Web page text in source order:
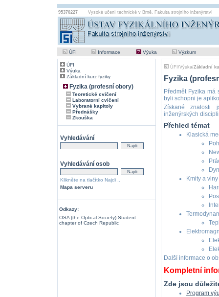
95370227 Vysoké učení technické v Brně, Fakulta strojního inženýrství
ÚFI Informace Výuka Výzkum
ÚFI
Výuka
Základní kurz fyziky
Fyzika (profesní obory)
Teoretické cvičení
Laboratorní cvičení
Vybrané kapitoly
Přednášky
Zkouška
Vyhledávání
Vyhledávání osob
Klikněte na tlačítko Najdi ..
Mapa serveru
Odkazy:
OSA (the Optical Society) Student
chapter of Czech Republic
ÚFI /Výuka/Základní
Fyzika
Předmět Fyzika
byli schopni je
Získané znalosti
inženýrských
Přehled témat
Klasická
Kmity a vlny
Další informace o
Kompletní
Zde jsou
Program